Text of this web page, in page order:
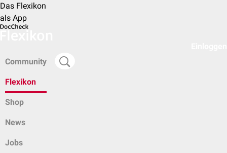
Das Flexikon
als App
Community
Flexikon
Shop
News
Jobs